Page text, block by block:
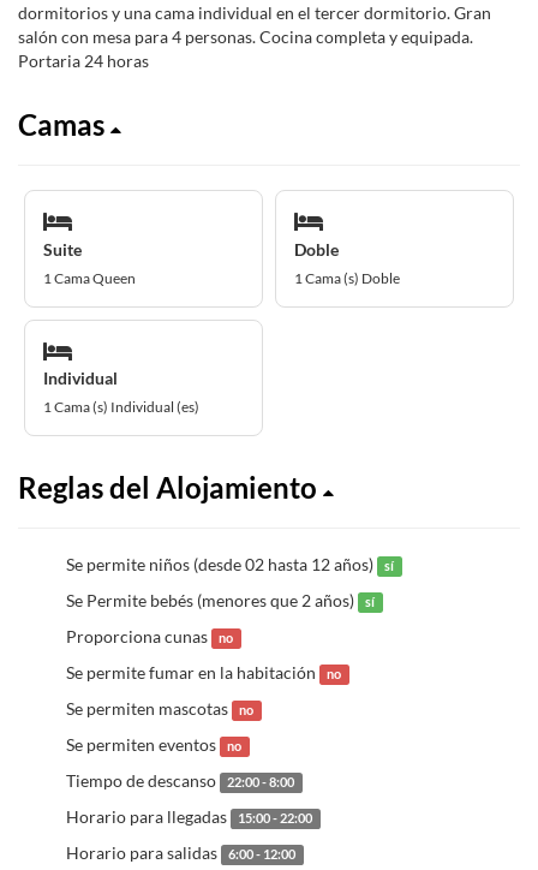
dormitorios y una cama individual en el tercer dormitorio. Gran
salón con mesa para 4 personas. Cocina completa y equipada.
Portaria 24 horas
Camas
Suite
1 Cama Queen
Doble
1 Cama (s) Doble
Individual
1 Cama (s) Individual (es)
Reglas del Alojamiento
Se permite niños (desde 02 hasta 12 años) sí
Se Permite bebés (menores que 2 años) sí
Proporciona cunas no
Se permite fumar en la habitación no
Se permiten mascotas no
Se permiten eventos no
Tiempo de descanso 22:00 - 8:00
Horario para llegadas 15:00 - 22:00
Horario para salidas 6:00 - 12:00